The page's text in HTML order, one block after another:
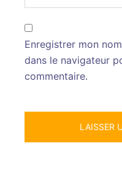
Enregistrer mon
dans le navigateur
commentaire.